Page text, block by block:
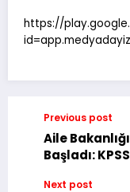
https://
Previous post
Aile
Başladı:
Next post